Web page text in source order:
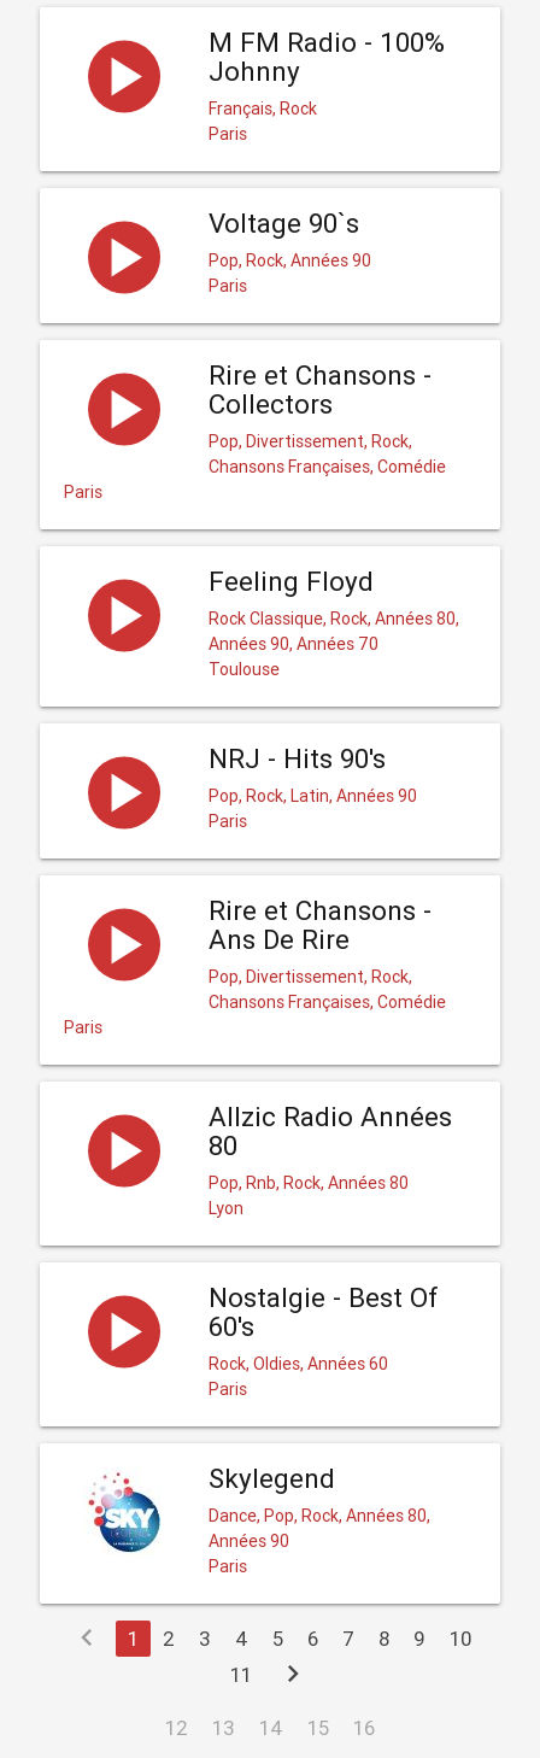
M FM Radio - 100%
Johnny
Français, Rock
Paris
Voltage 90`s
Pop, Rock, Années 90
Paris
Rire et Chansons -
Collectors
Pop, Divertissement, Rock,
Chansons Françaises, Comédie
Paris
Feeling Floyd
Rock Classique, Rock, Années 80,
Années 90, Années 70
Toulouse
NRJ - Hits 90's
Pop, Rock, Latin, Années 90
Paris
Rire et Chansons -
Ans De Rire
Pop, Divertissement, Rock,
Chansons Françaises, Comédie
Paris
Allzic Radio Années
80
Pop, Rnb, Rock, Années 80
Lyon
Nostalgie - Best Of
60's
Rock, Oldies, Années 60
Paris
Skylegend
Dance, Pop, Rock, Années 80,
Années 90
Paris
chevron_left 1 2 3 4 5 6 7 8 9
10
11
chevron_right
12 13 14 15 16